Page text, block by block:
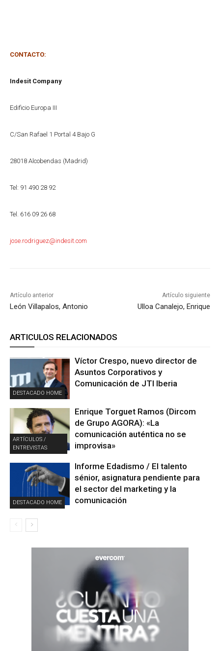
CONTACTO:
Indesit Company
Edificio Europa III
C/San Rafael 1 Portal 4 Bajo G
28018 Alcobendas (Madrid)
Tel: 91 490 28 92
Tel. 616 09 26 68
jose.rodriguez@indesit.com
Artículo anterior
León Villapalos, Antonio
Artículo siguiente
Ulloa Canalejo, Enrique
ARTICULOS RELACIONADOS
DESTACADO HOME
Víctor Crespo, nuevo director de
Asuntos Corporativos y
Comunicación de JTI Iberia
ARTÍCULOS /
ENTREVISTAS
Enrique Torguet Ramos (Dircom
de Grupo AGORA): «La
comunicación auténtica no se
improvisa»
DESTACADO HOME
Informe Edadismo / El talento
sénior, asignatura pendiente para
el sector del marketing y la
comunicación